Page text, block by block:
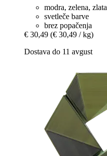
modra, zelena, zlata
svetleče barve
brez popačenja
€ 30,49 (€ 30,49 / kg)
Dostava do 11 avgust